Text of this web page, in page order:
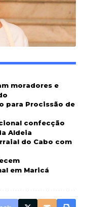
moradores e
para Procissão de
confecção
Aldeia
do Cabo com
em Maricá